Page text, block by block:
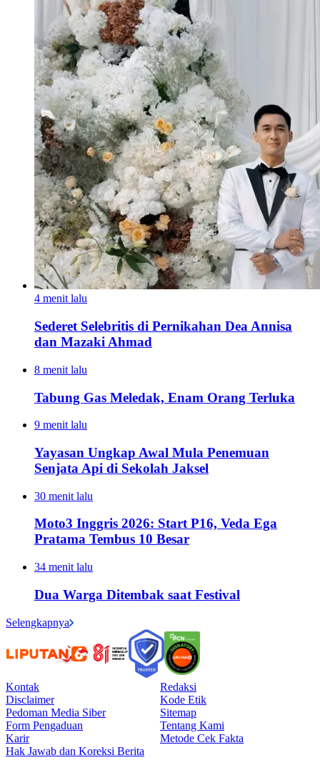
4 menit lalu
Sederet Selebritis di Pernikahan Dea Annisa
dan Mazaki Ahmad
8 menit lalu
Tabung Gas Meledak, Enam Orang Terluka
9 menit lalu
Yayasan Ungkap Awal Mula Penemuan
Senjata Api di Sekolah Jaksel
30 menit lalu
Moto3 Inggris 2026: Start P16, Veda Ega
Pratama Tembus 10 Besar
34 menit lalu
Dua Warga Ditembak saat Festival
Selengkapnya
Kontak
Redaksi
Disclaimer
Kode Etik
Pedoman Media Siber
Sitemap
Form Pengaduan
Tentang Kami
Karir
Metode Cek Fakta
Hak Jawab dan Koreksi Berita